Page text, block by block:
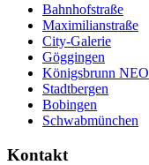
Bahnhofstraße
Maximilianstraße
City-Galerie
Göggingen
Königsbrunn NEO
Stadtbergen
Bobingen
Schwabmünchen
Kontakt